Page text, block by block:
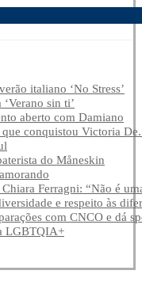
italiano ‘No Stress’
sin ti’
aberto com Damiano
que conquistou Victoria
do Måneskin
Ferragni: “Não é
e respeito às
com CNCO e dá
LGBTQIA+